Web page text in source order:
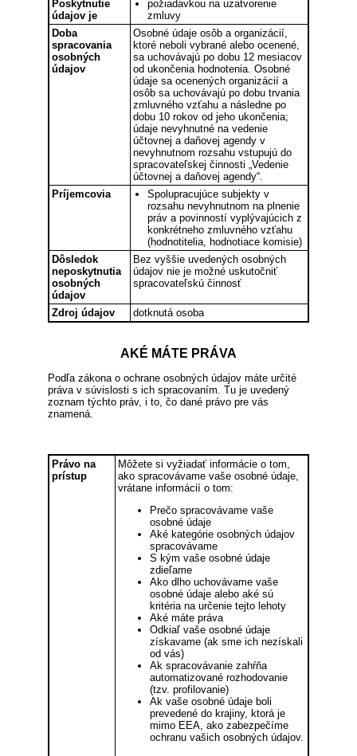
Poskytnutie
údajov je
požiadavkou na uzatvorenie
zmluvy
Doba
spracovania
osobných
údajov
Osobné údaje osôb a organizácií,
ktoré neboli vybrané alebo ocenené,
sa uchovávajú po dobu 12 mesiacov
od ukončenia hodnotenia. Osobné
údaje sa ocenených organizácií a
osôb sa uchovávajú po dobu trvania
zmluvného vzťahu a následne po
dobu 10 rokov od jeho ukončenia;
údaje nevyhnutné na vedenie
účtovnej a daňovej agendy v
nevyhnutnom rozsahu vstupujú do
spracovateľskej činnosti „Vedenie
účtovnej a daňovej agendy“.
Príjemcovia
Spolupracujúce subjekty v
rozsahu nevyhnutnom na plnenie
práv a povinností vyplývajúcich z
konkrétneho zmluvného vzťahu
(hodnotitelia, hodnotiace komisie)
Dôsledok
neposkytnutia
osobných
údajov
Bez vyššie uvedených osobných
údajov nie je možné uskutočniť
spracovateľskú činnosť
Zdroj údajov dotknutá osoba
AKÉ MÁTE PRÁVA
Podľa zákona o ochrane osobných údajov máte určité
práva v súvislosti s ich spracovaním. Tu je uvedený
zoznam týchto práv, i to, čo dané právo pre vás
znamená.
Právo na
prístup
Môžete si vyžiadať informácie o tom,
ako spracovávame vaše osobné údaje,
vrátane informácií o tom:
Prečo spracovávame vaše
osobné údaje
Aké kategórie osobných údajov
spracovávame
S kým vaše osobné údaje
zdieľame
Ako dlho uchovávame vaše
osobné údaje alebo aké sú
kritéria na určenie tejto lehoty
Aké máte práva
Odkiaľ vaše osobné údaje
získavame (ak sme ich nezískali
od vás)
Ak spracovávanie zahŕňa
automatizované rozhodovanie
(tzv. profilovanie)
Ak vaše osobné údaje boli
prevedené do krajiny, ktorá je
mimo EEA, ako zabezpečíme
ochranu vašich osobných údajov.